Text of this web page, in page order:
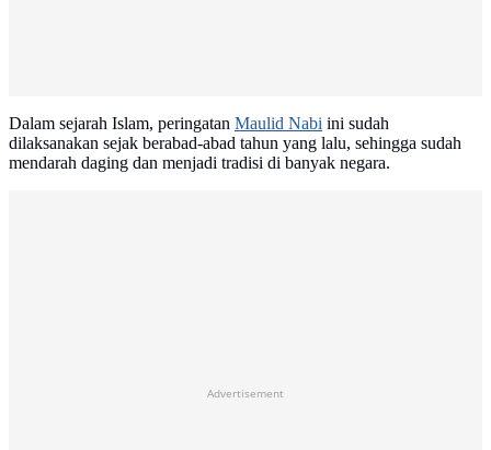
Dalam sejarah Islam, peringatan Maulid Nabi ini sudah
dilaksanakan sejak berabad-abad tahun yang lalu, sehingga sudah
mendarah daging dan menjadi tradisi di banyak negara.
Advertisement